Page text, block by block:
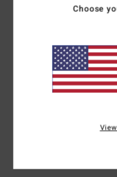
tessuto in
fodera:fodera
Marcatura:ricamo
Altre caratteristiche:
Choose